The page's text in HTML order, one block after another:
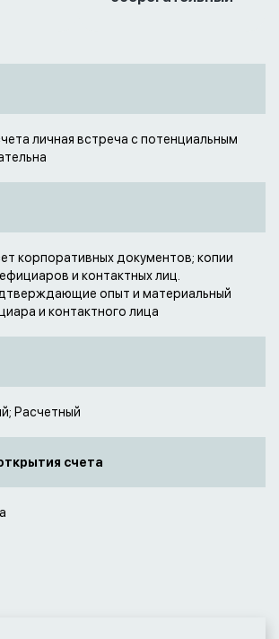
личная встреча с потенциальным
корпоративных документов; копии
и контактных лиц.
опыт и материальный
и контактного лица
Расчетный
счета